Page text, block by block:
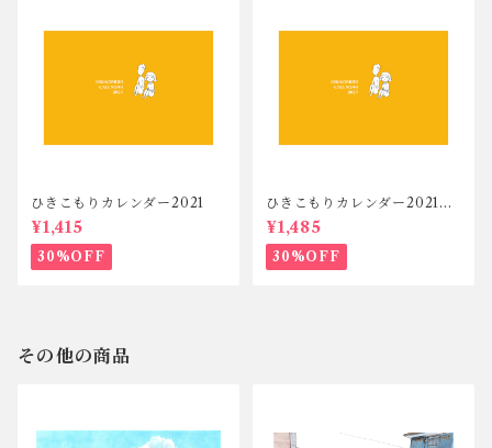
ひきこもりカレンダー2021
¥1,415
30%OFF
ひきこもりカレンダー2021セ
ット
¥1,485
30%OFF
その他の商品